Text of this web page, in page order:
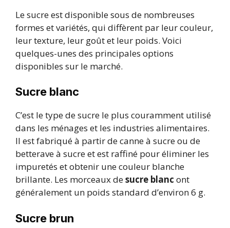
Le sucre est disponible sous de nombreuses
formes et variétés, qui diffèrent par leur couleur,
leur texture, leur goût et leur poids. Voici
quelques-unes des principales options
disponibles sur le marché.
Sucre blanc
C’est le type de sucre le plus couramment utilisé
dans les ménages et les industries alimentaires.
Il est fabriqué à partir de canne à sucre ou de
betterave à sucre et est raffiné pour éliminer les
impuretés et obtenir une couleur blanche
brillante. Les morceaux desucre blanc ont
généralement un poids standard d’environ 6 g.
Sucre brun